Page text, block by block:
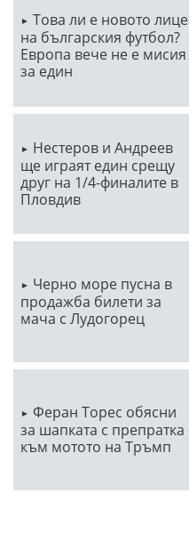
Това ли е новото лице
на българския футбол?
Европа вече не е мисия
за един
Нестеров и Андреев
ще играят един срещу
друг на 1/4-финалите в
Пловдив
Черно море пусна в
продажба билети за
мача с Лудогорец
Феран Торес обясни
за шапката с препратка
към мотото на Тръмп